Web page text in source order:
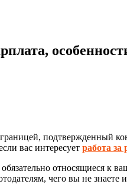
подтвержденный
вас интересует работа
относящиеся к
чего вы не